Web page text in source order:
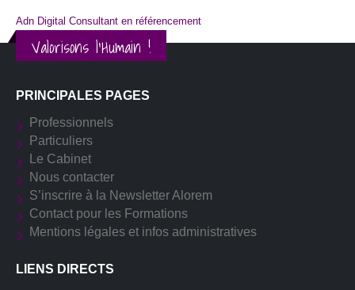
Adn Digital Consultant en référencement
Valorisons l'Humain !
PRINCIPALES PAGES
Professionnels
Particuliers
Le Cabinet
Nous contacter
S’inscrire à la Newsletter Alorem
Contact pour les Formations
Mentions légales et infos administratives
LIENS DIRECTS